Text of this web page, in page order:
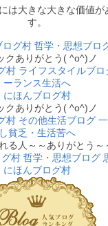
は大きな大きな価値が
す。
クありがとう( ^o^)ノ
にほんブログ村
クありがとう( ^o^)ノ
る人～～ありがとう～
にほんブログ村